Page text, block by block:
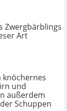
Zwergbärblings
Art
knöchernes
und
außerdem
Schuppen